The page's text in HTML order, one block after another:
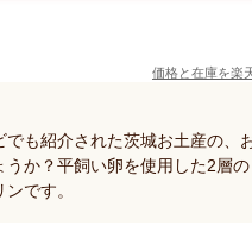
価格と在庫を楽
でも紹介された茨城お土産の、
うか？平飼い卵を使用した2層の
です。